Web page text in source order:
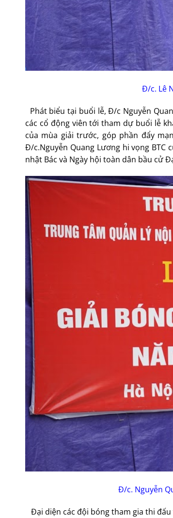
Đ/c. Lê
Phát biểu tại buổi lễ, Đ/c Nguyễn
các cổ động viên tới tham dự buổi lễ
của mùa giải trước, góp phần đẩy
Đ/c.Nguyễn Quang Lương hi vọng
nhật Bác và Ngày hội toàn dân bầu cử
Đ/c. Nguyễn
Đại diện các đội bóng tham gia thi